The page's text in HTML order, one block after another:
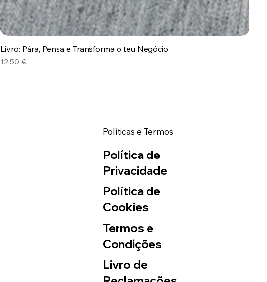
Livro: Pára, Pensa e Transforma o teu Negócio
Preço
12,50 €
Políticas e Termos
Política de
Privacidade
Política de
Cookies
Termos e
Condições
Livro de